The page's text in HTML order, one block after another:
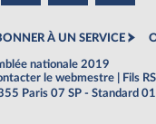
À UN SERVICE
nationale 2019
le webmestre Fils
Paris 07 SP - Standard